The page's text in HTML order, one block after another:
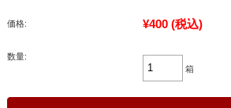
価格: ¥400 (税込)
数量:
箱